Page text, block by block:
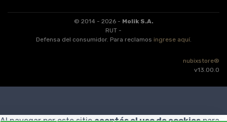
© 2014 - 2026 - Molik S.A.
RUT -
Defensa del consumidor. Para reclamos ingrese aquí.
nubixstore®
v13.00.0